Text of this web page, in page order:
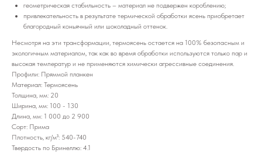
геометрическая стабильность – материал не подвержен короблению;
привлекательность в результате термической обработки ясень приобретает
благородный коньячный или шоколадный оттенок.
Несмотря на эти трансформации, термоясень остается на 100% безопасным и
экологичным материалом, так как во время обработки используются только пар и
высокая температур и не применяются химически агрессивные соединения.
Профили: Пряммой планкен
Материал: Термоясень
Толщина, мм: 20
Ширина, мм: 100 - 130
Длина, мм: 1 000 до 2 900
Сорт: Прима
Плотность, кг/м³: 540-740
Твердость по Бринеллю: 4.1